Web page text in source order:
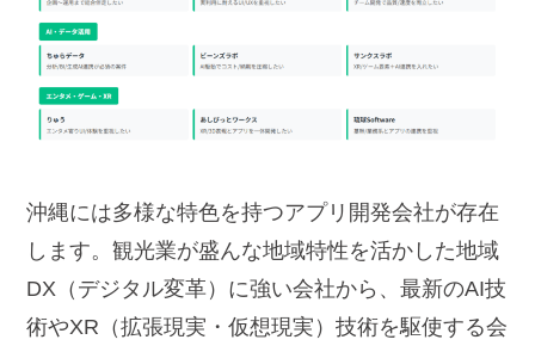
沖縄には多様な特色を持つアプリ開発会社が存在
します。観光業が盛んな地域特性を活かした地域
DX（デジタル変革）に強い会社から、最新のAI技
術やXR（拡張現実・仮想現実）技術を駆使する会